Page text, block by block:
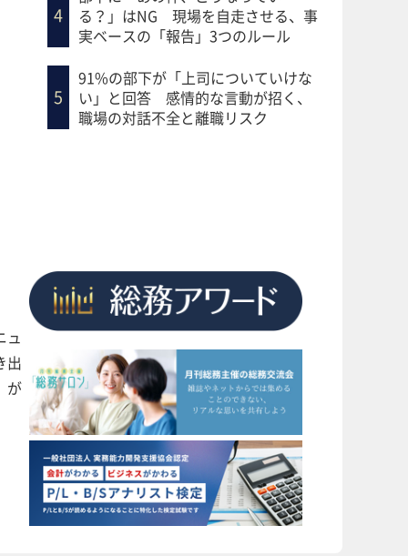
る？」はNG 現場を自走させる、事
実ベースの「報告」3つのルール
91%の部下が「上司についていけな
い」と回答 感情的な言動が招く、
職場の対話不全と離職リスク
ュ
出
が